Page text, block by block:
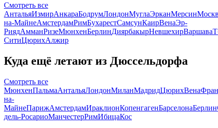
Смотреть все
АнтальяИзмирАнкараБодрумЛондонМуглаЭрканМерсин
на-МайнеАмстердамРимБухарестСамсунКаирВенаЭр-
РиядАмманРизеМюнхенБерлинДиярбакырНевшехирВаршава
СитиЦюрихАлжир
Куда ещё летают из Дюссельдорфа
Смотреть все
МюнхенПальмаАнтальяЛондонМиланМадридЦюрихВена
на-
МайнеПарижАмстердамИраклионКопенгагенБарселонаБерлин
дель-РосариоМанчестерРимИбицаКос